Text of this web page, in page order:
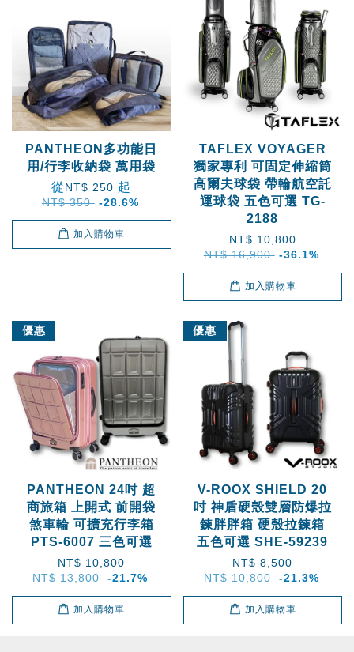
PANTHEON多功能日
用/行李收納袋 萬用袋
從NT$ 250 起
NT$ 350 -28.6%
加入購物車
TAFLEX VOYAGER
獨家專利 可固定伸縮筒
高爾夫球袋 帶輪航空託
運球袋 五色可選 TG-
2188
NT$ 10,800
NT$ 16,900 -36.1%
加入購物車
優惠
PANTHEON 24吋 超
商旅箱 上開式 前開袋
煞車輪 可擴充行李箱
PTS-6007 三色可選
NT$ 10,800
NT$ 13,800 -21.7%
加入購物車
優惠
V-ROOX SHIELD 20
吋 神盾硬殼雙層防爆拉
鍊胖胖箱 硬殼拉鍊箱
五色可選 SHE-59239
NT$ 8,500
NT$ 10,800 -21.3%
加入購物車